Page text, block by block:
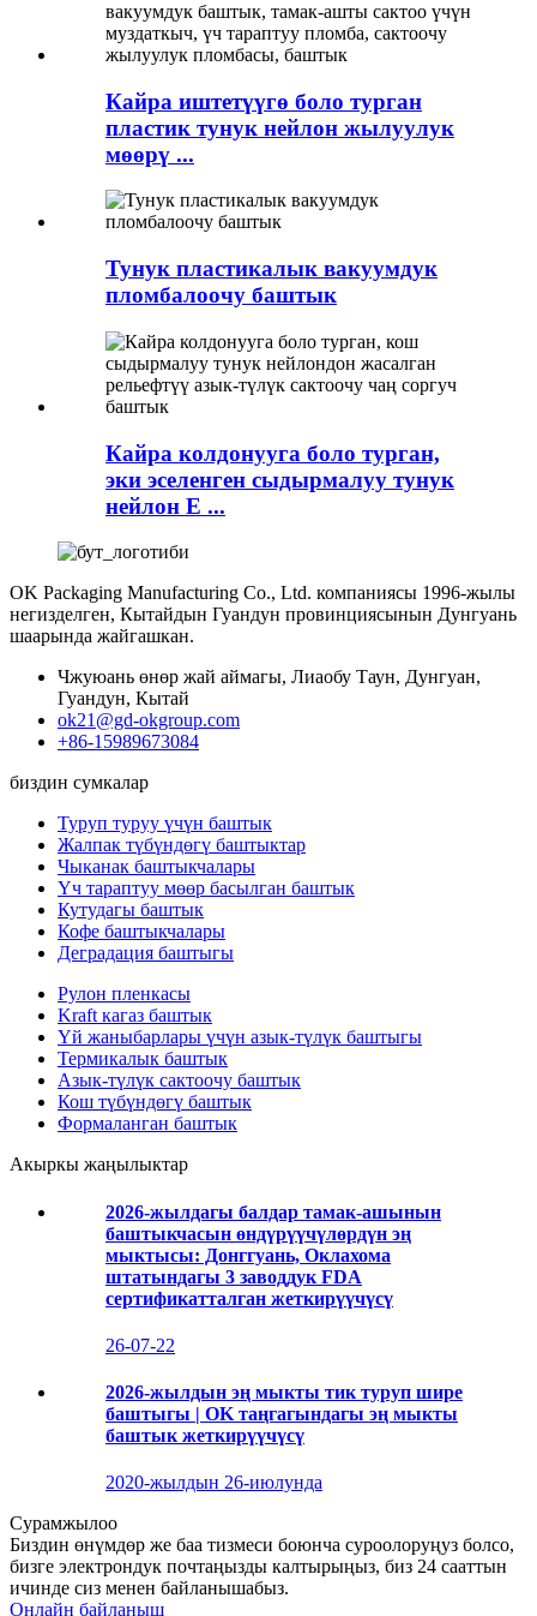
Кайра иштетүүгө боло турган
пластик тунук нейлон жылуулук
мөөрү ...
Тунук пластикалык вакуумдук
пломбалоочу баштык
Кайра колдонууга боло турган,
эки эселенген сыдырмалуу тунук
нейлон E ...
OK Packaging Manufacturing Co., Ltd. компаниясы 1996-жылы
негизделген, Кытайдын Гуандун провинциясынын Дунгуань
шаарында жайгашкан.
Чжуюань өнөр жай аймагы, Лиаобу Таун, Дунгуан,
Гуандун, Кытай
ok21@gd-okgroup.com
+86-15989673084
биздин сумкалар
Туруп туруу үчүн баштык
Жалпак түбүндөгү баштыктар
Чыканак баштыкчалары
Үч тараптуу мөөр басылган баштык
Кутудагы баштык
Кофе баштыкчалары
Деградация баштыгы
Рулон пленкасы
Kraft кагаз баштык
Үй жаныбарлары үчүн азык-түлүк баштыгы
Термикалык баштык
Азык-түлүк сактоочу баштык
Кош түбүндөгү баштык
Формаланган баштык
Акыркы жаңылыктар
2026-жылдагы балдар тамак-ашынын
баштыкчасын өндүрүүчүлөрдүн эң
мыктысы: Донггуань, Оклахома
штатындагы 3 заводдук FDA
сертификатталган жеткирүүчүсү
26-07-22
2026-жылдын эң мыкты тик туруп шире
баштыгы | OK таңгагындагы эң мыкты
баштык жеткирүүчүсү
2020-жылдын 26-июлунда
Сурамжылоо
Биздин өнүмдөр же баа тизмеси боюнча суроолоруңуз болсо,
бизге электрондук почтаңызды калтырыңыз, биз 24 сааттын
ичинде сиз менен байланышабыз.
Онлайн байланыш